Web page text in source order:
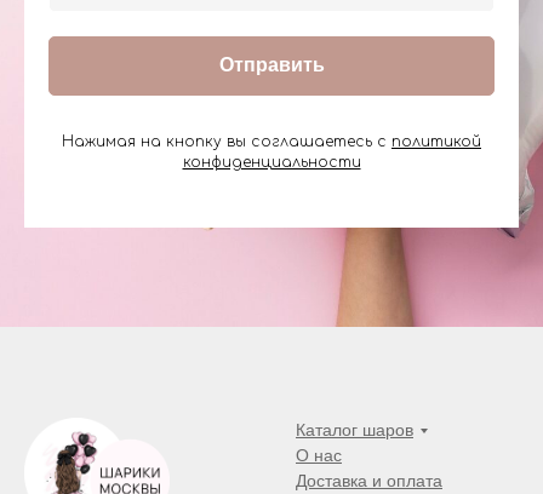
Отправить
Нажимая на кнопку вы соглашаетесь с политикой
конфиденциальности
Каталог шаров
О нас
Доставка и оплата